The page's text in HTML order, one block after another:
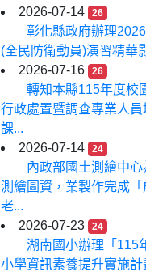
2026-07-14
26
彰化縣政府辦理
(全民防衛動員)演習精華
2026-07-16
26
轉知本縣115年度校
行政處置暨調查專業人員
課...
2026-07-14
24
內政部國土測繪中
測繪圖資，業製作完成「
老...
2026-07-23
24
湖南國小辦理「115
小學資訊素養提升實施計